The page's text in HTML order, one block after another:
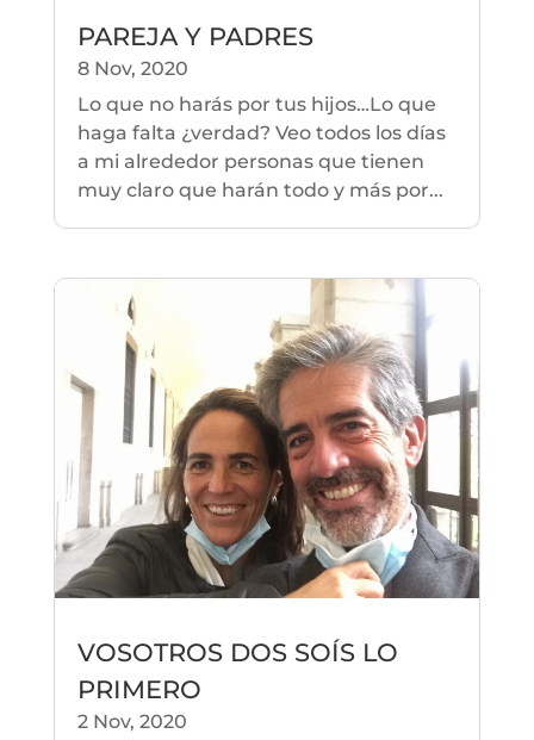
PAREJA Y PADRES
8 Nov, 2020
Lo que no harás por tus hijos…Lo que
haga falta ¿verdad? Veo todos los días
a mi alrededor personas que tienen
muy claro que harán todo y más por...
VOSOTROS DOS SOÍS LO
PRIMERO
2 Nov, 2020